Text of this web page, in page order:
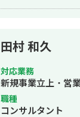
などを対応いたし
ら、事業を進める
決める・作る・売
ての解像度がある
なポジションの方
いです。 現在は
末時点でリリース1
田村 和久
対応業務
新規事業立上・営
職種
コンサルタント